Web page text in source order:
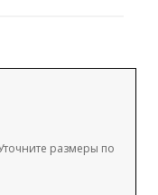
размеры по